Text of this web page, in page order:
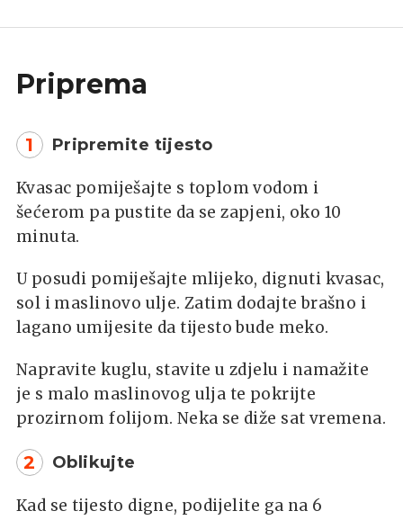
Priprema
1 Pripremite tijesto
Kvasac pomiješajte s toplom vodom i
šećerom pa pustite da se zapjeni, oko 10
minuta.
U posudi pomiješajte mlijeko, dignuti kvasac,
sol i maslinovo ulje. Zatim dodajte brašno i
lagano umijesite da tijesto bude meko.
Napravite kuglu, stavite u zdjelu i namažite
je s malo maslinovog ulja te pokrijte
prozirnom folijom. Neka se diže sat vremena.
2 Oblikujte
Kad se tijesto digne, podijelite ga na 6